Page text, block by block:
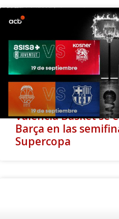
Valencia Basket se
Barça en las
Supercopa